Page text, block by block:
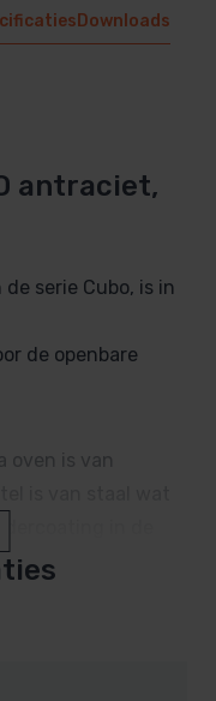
Downloads
antraciet,
serie Cubo, is in
de openbare
is van
in de
door zijn